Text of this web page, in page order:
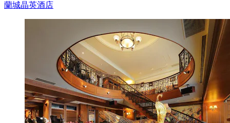
蘭城晶英酒店